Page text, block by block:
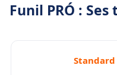
Funil PRÓ :
Standard